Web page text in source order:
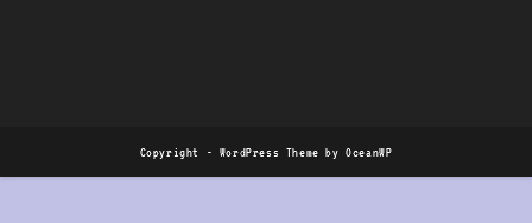
Copyright - WordPress Theme by OceanWP